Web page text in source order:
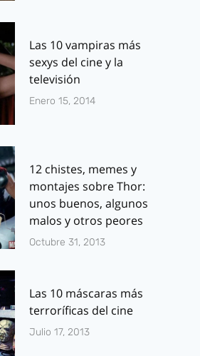
Las 10 vampiras más
sexys del cine y la
televisión
Enero 15, 2014
12 chistes, memes y
montajes sobre Thor:
unos buenos, algunos
malos y otros peores
Octubre 31, 2013
Las 10 máscaras más
terroríficas del cine
Julio 17, 2013